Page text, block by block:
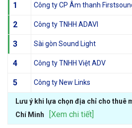
1 Công ty CP Âm thanh
2 Công ty TNHH ADAVI
3 Sài gòn Sound Light
4 Công ty TNHH Việt ADV
5 Công ty New Links
Lưu ý khi lựa chọn địa chỉ cho thuê
Chí Minh
[Xem chi tiết]